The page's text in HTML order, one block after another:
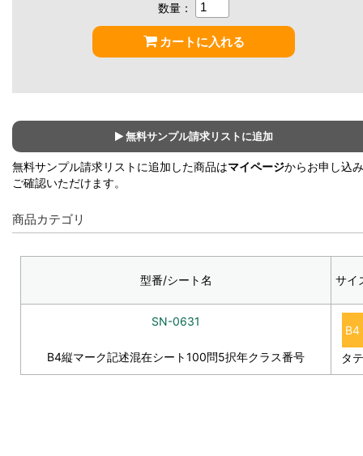
数量：
カートに入れる
無料サンプル請求リストに追加
無料サンプル請求リストに追加した商品はマイページからお申し込
ご確認いただけます。
商品カテゴリ
型番/シート名 サイ
SN-0631
B4縦マーク記述混在シート100問5択年クラス番号
B4
タテ